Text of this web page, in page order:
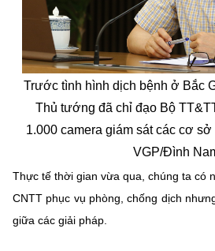
Năng lượng nguyên tử
Tin tổng hợp
Tin địa phương
Chuyển đổi số
Bưu chính, Viễn thông
Sở hữu trí tuệ
Tiêu chuẩn, đo lường, chất lượng
Videos
Infographic
Voice
Chọn ngôn ngữ
Trước tình hình dịch bệnh ở Bắc
Thủ tướng đã chỉ đạo Bộ
1.000 camera giám sát các cơ
VGP/Đình
Thực tế thời gian vừa qua, chúng ta có
CNTT phục vụ phòng, chống dịch
giữa các giải pháp.